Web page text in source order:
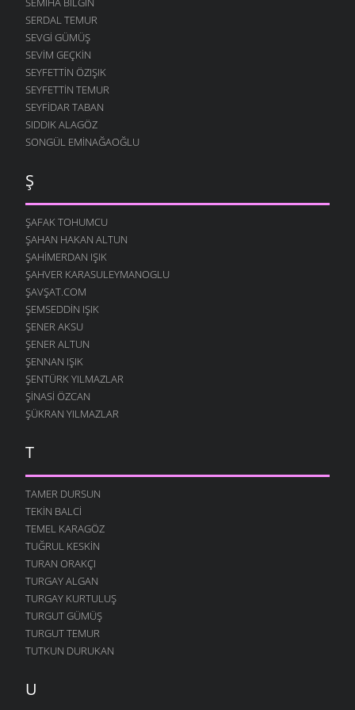
OZANLAR USANMAZ
25 AĞUSTOS 2007
KÜLE KARIŞACAK
24 AĞUSTOS 2007
AH ÇEKER
20 AĞUSTOS 2007
SARI KIZ
13 AĞUSTOS 2007
TARİF-İ AŞK
13 AĞUSTOS 2007
10 AĞUSTOS 2007
ARARIM SENI
7 AĞUSTOS 2007
YANARIM
7 AĞUSTOS 2007
SANA KALMIŞ
2 AĞUSTOS 2007
MEFTUNUM BEN
28 TEMMUZ 2007
HIÇ
ÇIKACAKTIK YA
DUY SESIMI KARADENIZ
17 TEMMUZ 2007
ALDANMA SAKIN
6 TEMMUZ 2007
KAPTIRDIM SENI
4 TEMMUZ 2007
İKI YÜREK
28 HAZIRAN 2007
YÜREĞIM İŞGAL ALTINDA
DÜŞE KALDIK
SERDAL TEMUR
SEVGI GÜMÜŞ
SEVIM GEÇKIN
SEYFETTIN ÖZIŞIK
SEYFETTIN TEMUR
SEYFIDAR TABAN
SIDDIK ALAGÖZ
SONGÜL EMINAĞAOĞLU
Ş
ŞAFAK TOHUMCU
ŞAHAN HAKAN ALTUN
ŞAHIMERDAN IŞIK
ŞAHVER KARASULEYMANOGLU
ŞAVŞAT.COM
ŞEMSEDDIN IŞIK
ŞENER AKSU
ŞENER ALTUN
ŞENNAN IŞIK
ŞENTÜRK YILMAZLAR
ŞINASI ÖZCAN
ŞÜKRAN YILMAZLAR
T
TAMER DURSUN
TEKIN BALCI
TEMEL KARAGÖZ
TUĞRUL KESKIN
TURAN ORAKÇI
TURGAY ALGAN
TURGAY KURTULUŞ
TURGUT GÜMÜŞ
TURGUT TEMUR
TUTKUN DURUKAN
U